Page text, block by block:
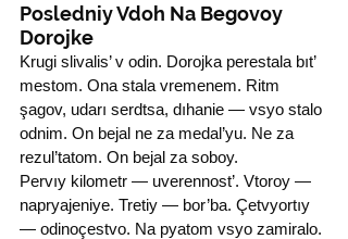
Posledniy Vdoh Na Begovoy
Dorojke
Krugi slivalis’ v odin. Dorojka perestala bıt’
mestom. Ona stalа vremenem. Ritm
şagov, udarı serdtsa, dıhanie — vsyo stalо
odnim. On bejal ne za medal’yu. Ne za
rezul’tatom. On bejal za soboy.
Pervıy kilometr — uverennost’. Vtoroy —
napryajeniye. Tretiy — bor’ba. Çetvyortıy
— odinoçestvo. Na pyatom vsyo zamiralo.